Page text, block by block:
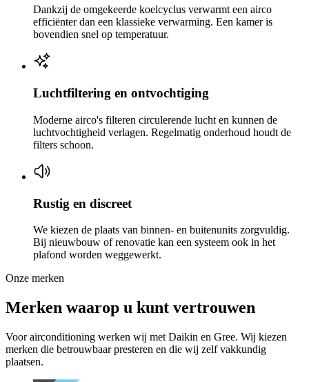
Dankzij de omgekeerde koelcyclus verwarmt een airco
efficiënter dan een klassieke verwarming. Een kamer is
bovendien snel op temperatuur.
Luchtfiltering en ontvochtiging
Moderne airco's filteren circulerende lucht en kunnen de
luchtvochtigheid verlagen. Regelmatig onderhoud houdt de
filters schoon.
Rustig en discreet
We kiezen de plaats van binnen- en buitenunits zorgvuldig.
Bij nieuwbouw of renovatie kan een systeem ook in het
plafond worden weggewerkt.
Onze merken
Merken waarop u kunt vertrouwen
Voor airconditioning werken wij met Daikin en Gree. Wij kiezen
merken die betrouwbaar presteren en die wij zelf vakkundig
plaatsen.